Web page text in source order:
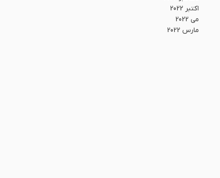
اکتبر 2022
می 2022
مارس 2022